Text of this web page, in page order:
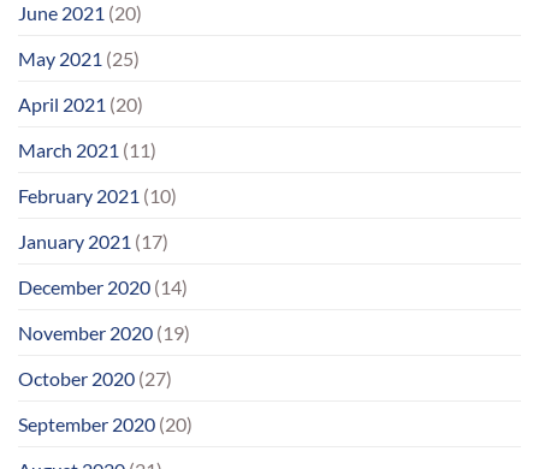
June 2021 (20)
May 2021 (25)
April 2021 (20)
March 2021 (11)
February 2021 (10)
January 2021 (17)
December 2020 (14)
November 2020 (19)
October 2020 (27)
September 2020 (20)